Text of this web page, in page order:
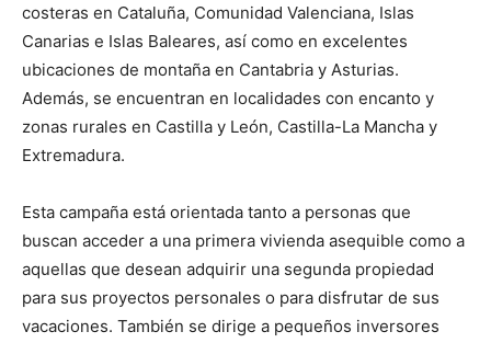
costeras en Cataluña, Comunidad Valenciana, Islas
Canarias e Islas Baleares, así como en excelentes
ubicaciones de montaña en Cantabria y Asturias.
Además, se encuentran en localidades con encanto y
zonas rurales en Castilla y León, Castilla-La Mancha y
Extremadura.
Esta campaña está orientada tanto a personas que
buscan acceder a una primera vivienda asequible como a
aquellas que desean adquirir una segunda propiedad
para sus proyectos personales o para disfrutar de sus
vacaciones. También se dirige a pequeños inversores